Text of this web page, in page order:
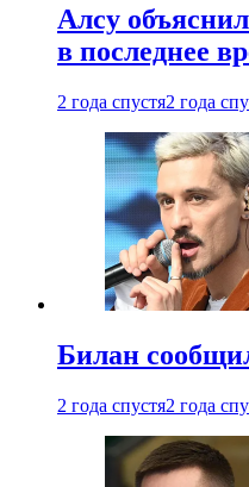
Алсу
в последнее
2 года спустя2 года
Билан
2 года спустя2 года